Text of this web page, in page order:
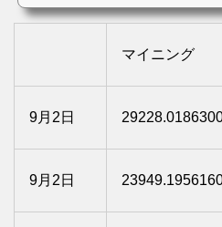
マイニング
9月2日
9月2日